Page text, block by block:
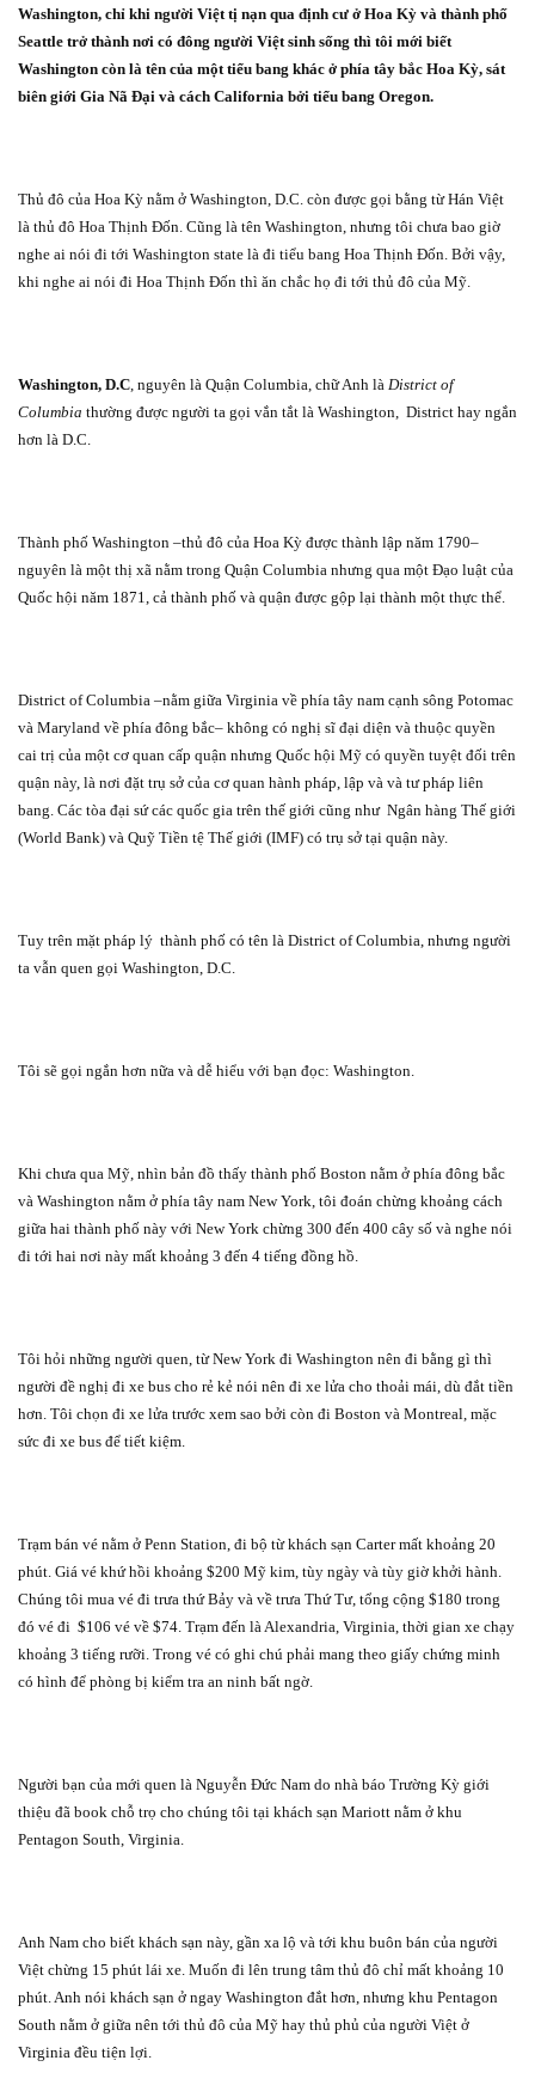
Washington, chỉ khi người Việt tị nạn qua định cư ở Hoa Kỳ và thành phố
Seattle trở thành nơi có đông người Việt sinh sống thì tôi mới biết
Washington còn là tên của một tiểu bang khác ở phía tây bắc Hoa Kỳ, sát
biên giới Gia Nã Đại và cách California bởi tiểu bang Oregon.
Thủ đô của Hoa Kỳ nằm ở Washington, D.C. còn được gọi bằng từ Hán Việt
là thủ đô Hoa Thịnh Đốn. Cũng là tên Washington, nhưng tôi chưa bao giờ
nghe ai nói đi tới Washington state là đi tiểu bang Hoa Thịnh Đốn. Bởi vậy,
khi nghe ai nói đi Hoa Thịnh Đốn thì ăn chắc họ đi tới thủ đô của Mỹ.
Washington, D.C, nguyên là Quận Columbia, chữ Anh là District of
Columbia thường được người ta gọi vắn tắt là Washington, District hay ngắn
hơn là D.C.
Thành phố Washington –thủ đô của Hoa Kỳ được thành lập năm 1790–
nguyên là một thị xã nằm trong Quận Columbia nhưng qua một Đạo luật của
Quốc hội năm 1871, cả thành phố và quận được gộp lại thành một thực thể.
District of Columbia –nằm giữa Virginia về phía tây nam cạnh sông Potomac
và Maryland về phía đông bắc– không có nghị sĩ đại diện và thuộc quyền
cai trị của một cơ quan cấp quận nhưng Quốc hội Mỹ có quyền tuyệt đối trên
quận này, là nơi đặt trụ sở của cơ quan hành pháp, lập và và tư pháp liên
bang. Các tòa đại sứ các quốc gia trên thế giới cũng như Ngân hàng Thế giới
(World Bank) và Quỹ Tiền tệ Thế giới (IMF) có trụ sở tại quận này.
Tuy trên mặt pháp lý thành phố có tên là District of Columbia, nhưng người
ta vẫn quen gọi Washington, D.C.
Tôi sẽ gọi ngắn hơn nữa và dễ hiểu với bạn đọc: Washington.
Khi chưa qua Mỹ, nhìn bản đồ thấy thành phố Boston nằm ở phía đông bắc
và Washington nằm ở phía tây nam New York, tôi đoán chừng khoảng cách
giữa hai thành phố này với New York chừng 300 đến 400 cây số và nghe nói
đi tới hai nơi này mất khoảng 3 đến 4 tiếng đồng hồ.
Tôi hỏi những người quen, từ New York đi Washington nên đi bằng gì thì
người đề nghị đi xe bus cho rẻ kẻ nói nên đi xe lửa cho thoải mái, dù đắt tiền
hơn. Tôi chọn đi xe lửa trước xem sao bởi còn đi Boston và Montreal, mặc
sức đi xe bus để tiết kiệm.
Trạm bán vé nằm ở Penn Station, đi bộ từ khách sạn Carter mất khoảng 20
phút. Giá vé khứ hồi khoảng $200 Mỹ kim, tùy ngày và tùy giờ khởi hành.
Chúng tôi mua vé đi trưa thứ Bảy và về trưa Thứ Tư, tổng cộng $180 trong
đó vé đi $106 vé về $74. Trạm đến là Alexandria, Virginia, thời gian xe chạy
khoảng 3 tiếng rưỡi. Trong vé có ghi chú phải mang theo giấy chứng minh
có hình để phòng bị kiểm tra an ninh bất ngờ.
Người bạn của mới quen là Nguyễn Đức Nam do nhà báo Trường Kỳ giới
thiệu đã book chỗ trọ cho chúng tôi tại khách sạn Mariott nằm ở khu
Pentagon South, Virginia.
Anh Nam cho biết khách sạn này, gần xa lộ và tới khu buôn bán của người
Việt chừng 15 phút lái xe. Muốn đi lên trung tâm thủ đô chỉ mất khoảng 10
phút. Anh nói khách sạn ở ngay Washington đắt hơn, nhưng khu Pentagon
South nằm ở giữa nên tới thủ đô của Mỹ hay thủ phủ của người Việt ở
Virginia đều tiện lợi.